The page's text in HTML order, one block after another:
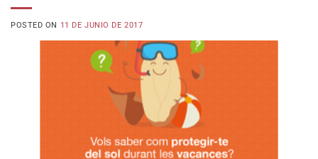
POSTED ON 11 DE JUNIO DE 2017